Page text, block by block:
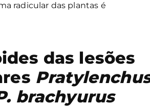
radicular das plantas é
das lesões
brachyurus